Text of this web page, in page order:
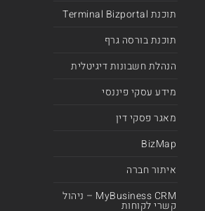
תוכנת Terminal Bizportal
תוכנת בורסה גרף
הנהלת חשבונות דיגיטלית
מידע עסקי פיננסי
מאגר פסקי דין
BizMap
איתור חברה
MyBusiness CRM – ניהול
קשרי לקוחות